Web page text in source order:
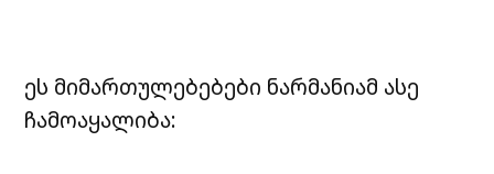
ეს მიმართულებებები ნარმანიამ ასე
ჩამოაყალიბა: